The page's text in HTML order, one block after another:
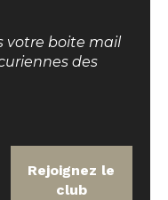
votre boite mail
des